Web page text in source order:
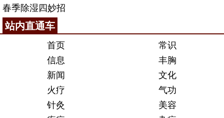
春季除湿四妙招
站内直通车
首页
常识
信息
丰胸
新闻
文化
火疗
气功
针灸
美容